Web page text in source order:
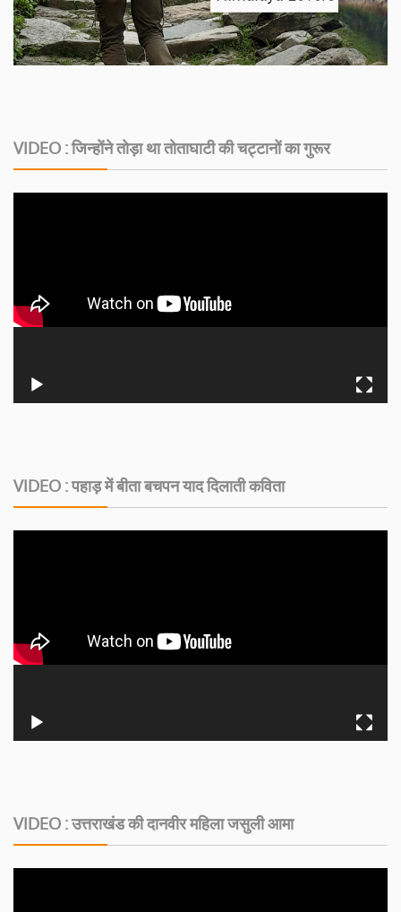
VIDEO : जिन्होंने तोड़ा था तोताघाटी की चट्टानों का गुरूर
VIDEO : पहाड़ में बीता बचपन याद दिलाती कविता
VIDEO : उत्तराखंड की दानवीर महिला जसुली आमा